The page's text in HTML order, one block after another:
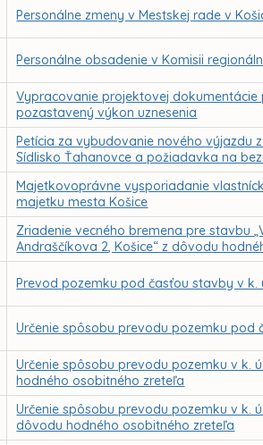
Personálne zmeny v Mestskej rade v
Personálne obsadenie v Komisii
Vypracovanie projektovej
pozastavený výkon uznesenia
Petícia za vybudovanie nového výjazdu
Sídlisko Ťahanovce a požiadavka na
Majetkovoprávne vysporiadanie
majetku mesta Košice
Zriadenie vecného bremena pre stavbu
Andraščíkova 2, Košice“ z dôvodu
Prevod pozemku pod časťou stavby v k.
Určenie spôsobu prevodu pozemku pod
Určenie spôsobu prevodu pozemku v k.
hodného osobitného zreteľa
Určenie spôsobu prevodu pozemku v k.
dôvodu hodného osobitného zreteľa